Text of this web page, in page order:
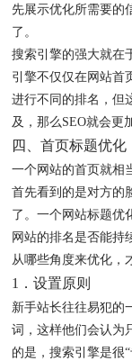
先展示优化所需要的
了。
搜索引擎的强大就在
引擎不仅仅在网站首
进行不同的排名，但
及，那么SEO就会更
四、首页标题优化
一个网站的首页就相
首先看到的是对方的
了。一个网站标题优
网站的排名是否能持
从哪些角度来优化，
1．设置原则
新手站长往往易犯的
词，这样他们会认为
的是，搜索引擎是很